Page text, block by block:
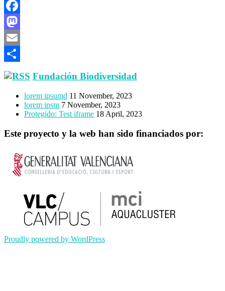
Facebook
Mastodon
Email
Share
Fundación Biodiversidad
lorem ipsumd 11 November, 2023
lorem ipsm 7 November, 2023
Protegido: Test iframe 18 April, 2023
Este proyecto y la web han sido financiados por:
Proudly powered by WordPress